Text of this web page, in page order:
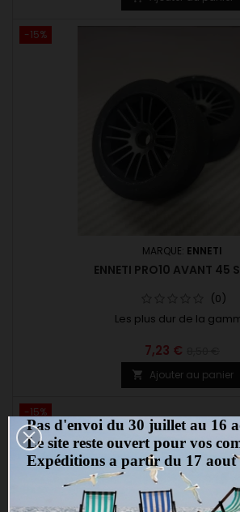
-15%
MARQUE: ENNETI
ENNETI PRO10 AVANT 45
(0)
Les plus dur de la
7,23 €
 Ajouter au panier
-15%
Pas d'envoi du 30 juillet au 16
Le site reste ouvert pour vos
Expéditions a partir du 17 aout